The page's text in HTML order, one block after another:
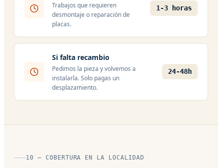
Trabajos que requieren
desmontaje o reparación de
placas.
1-3 horas
Si falta recambio
Pedimos la pieza y volvemos a
instalarla. Solo pagas un
desplazamiento.
24-48h
10 — COBERTURA EN LA LOCALIDAD